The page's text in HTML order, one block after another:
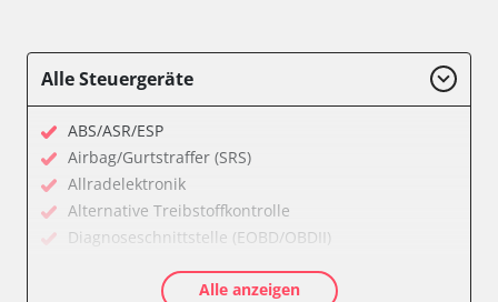
Alle Steuergeräte
ABS/ASR/ESP
Airbag/Gurtstraffer (SRS)
Allradelektronik
Alternative Treibstoffkontrolle
Diagnoseschnittstelle (EOBD/OBDII)
GetriebesteuerungAlle anzeigen